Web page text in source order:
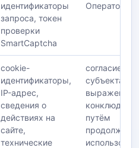
идентификаторы
запроса, токен
проверки
SmartCaptcha
Оператора
cookie-
идентификаторы,
IP-адрес,
сведения о
действиях на
сайте,
технические
согласие
субъекта,
выраженное
путём